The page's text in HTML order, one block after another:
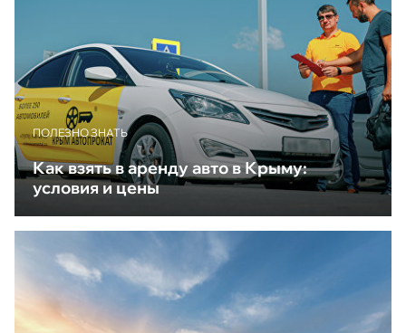
ПОЛЕЗНО ЗНАТЬ
Как взять в аренду авто в Крыму:
условия и цены